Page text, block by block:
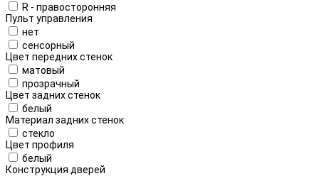
R - правосторонняя
Пульт управления
нет
сенсорный
Цвет передних стенок
матовый
прозрачный
Цвет задних стенок
белый
Материал задних стенок
стекло
Цвет профиля
белый
Конструкция дверей